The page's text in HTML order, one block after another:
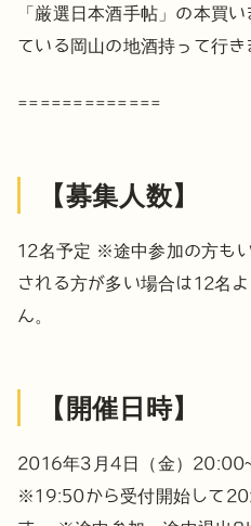
「厳選日本酒手帖」の本買い
ている岡山の地酒持って行き
=============
【募集人数】
12名予定 ※途中参加の方も
される方が多い場合は12名
ん。
【開催日時】
2016年3月4日（金）
※19:50から受付開始して